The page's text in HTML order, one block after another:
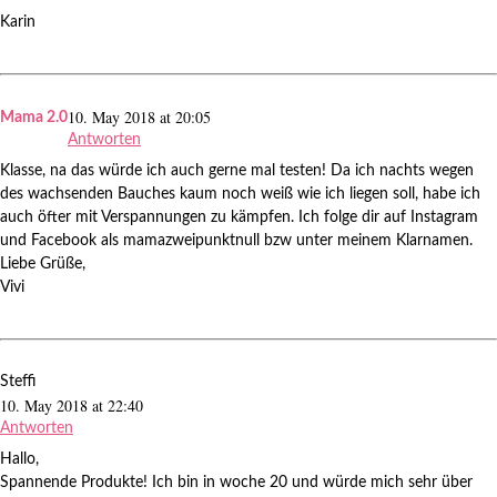
Karin
Mama 2.010. May 2018 at 20:05
Antworten
Klasse, na das würde ich auch gerne mal testen! Da ich nachts wegen
des wachsenden Bauches kaum noch weiß wie ich liegen soll, habe ich
auch öfter mit Verspannungen zu kämpfen. Ich folge dir auf Instagram
und Facebook als mamazweipunktnull bzw unter meinem Klarnamen.
Liebe Grüße,
Vivi
Steffi
10. May 2018 at 22:40
Antworten
Hallo,
Spannende Produkte! Ich bin in woche 20 und würde mich sehr über